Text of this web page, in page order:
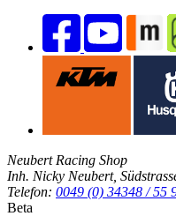
Neubert Racing Shop
Inh. Nicky Neubert,
Telefon: 0049 (0) 34348 / 55
Beta